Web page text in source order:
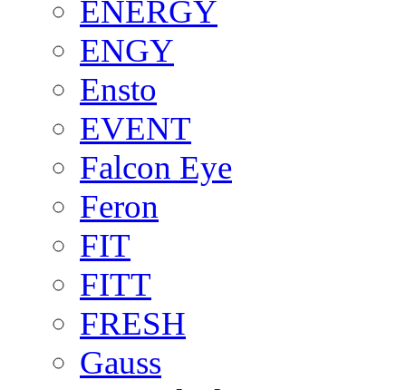
ENERGY
ENGY
Ensto
EVENT
Falcon Eye
Feron
FIT
FITT
FRESH
Gauss